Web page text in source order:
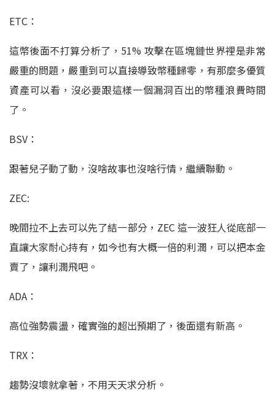
ETC：
這幣後面不打算分析了，51% 攻擊在區塊鏈世界裡是非常
嚴重的問題，嚴重到可以直接導致幣種歸零，有那麼多優質
資產可以看，沒必要跟這樣一個漏洞百出的幣種浪費時間
了。
BSV：
跟著兒子動了動，沒啥故事也沒啥行情，繼續聯動。
ZEC:
晚間拉不上去可以先了結一部分，ZEC 這一波狂人從底部一
直讓大家耐心持有，如今也有大概一倍的利潤，可以把本金
賣了，讓利潤飛吧。
ADA：
高位強勢震盪，確實強的超出預期了，後面還有新高。
TRX：
趨勢沒壞就拿著，不用天天求分析。